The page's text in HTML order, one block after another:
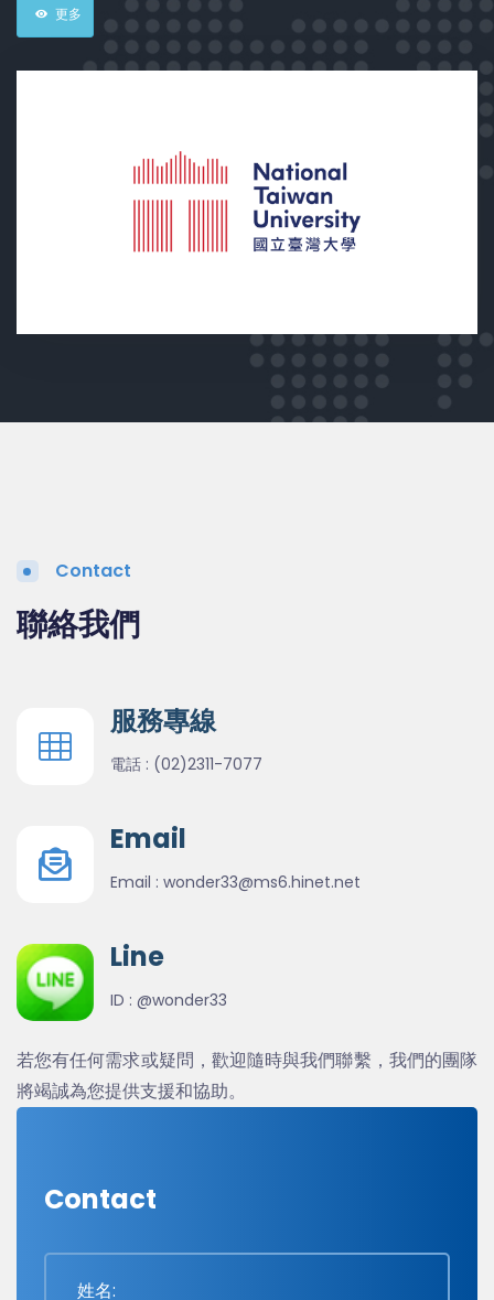
更多
Contact
聯絡我們
服務專線
電話 : (02)2311-7077
Email
Email : wonder33@ms6.hinet.net
Line
ID : @wonder33
若您有任何需求或疑問，歡迎隨時與我們聯繫，我們的團隊
將竭誠為您提供支援和協助。
Contact